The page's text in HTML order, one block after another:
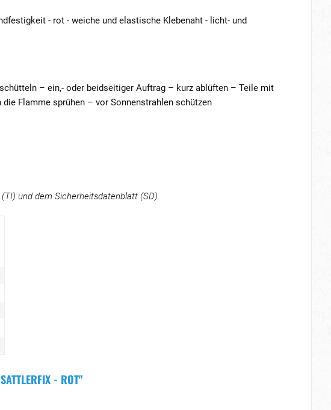
- rot - weiche und elastische Klebenaht - licht- und
– ein,- oder beidseitiger Auftrag – kurz ablüften – Teile mit
Flamme sprühen – vor Sonnenstrahlen schützen
und dem Sicherheitsdatenblatt (SD).
- ROT"